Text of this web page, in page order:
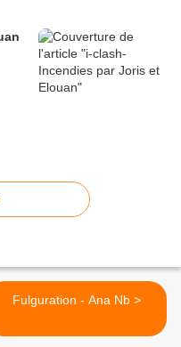
Fulguration - Ana Nb >